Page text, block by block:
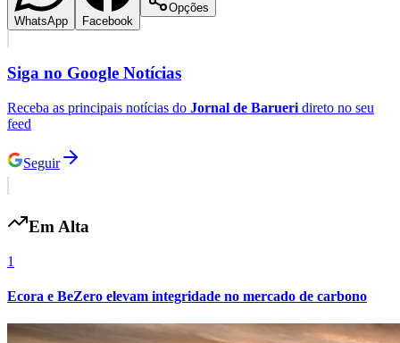
Santos
WhatsApp Facebook
Opções
Siga no Google Notícias
Receba as principais notícias do Jornal de Barueri direto no seu
feed
Seguir
Em Alta
1
Ecora e BeZero elevam integridade no mercado de carbono